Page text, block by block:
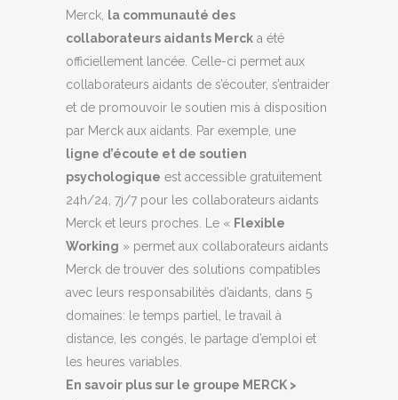
Merck,
la communauté des
collaborateurs aidants Merck a été
officiellement lancée. Celle-ci permet aux
collaborateurs aidants de s’écouter, s’entraider
et de promouvoir le soutien mis à disposition
par Merck aux aidants. Par exemple, une
ligne d’écoute et de soutien
psychologique est accessible gratuitement
24h/24, 7j/7 pour les collaborateurs aidants
Merck et leurs proches. Le « Flexible
Working » permet aux collaborateurs aidants
Merck de trouver des solutions compatibles
avec leurs responsabilités d’aidants, dans 5
domaines: le temps partiel, le travail à
distance, les congés, le partage d’emploi et
les heures variables.
En savoir plus sur le groupe MERCK >